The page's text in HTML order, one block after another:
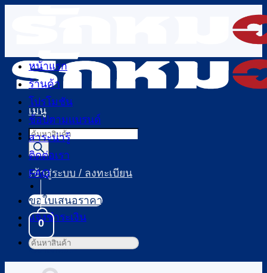
เนื้อหา
เมนู
Products
search
เข้าสู่ระบบ / ลงทะเบียน
0
ตะกร้าสินค้า
หน้าแรก
ร้านค้า
โปรโมชัน
ช้อปตามแบรนด์
สาระน่ารู้
ติดต่อเรา
FAQ
ขอใบเสนอราคา
แจ้งชำระเงิน
ค้นหา: